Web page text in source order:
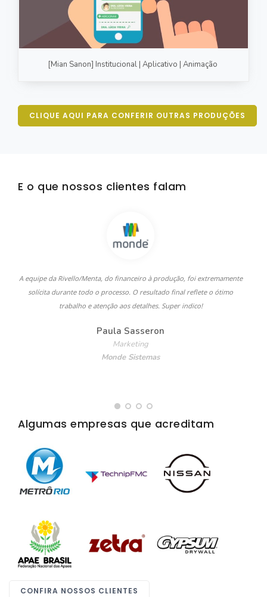
[Mian Sanon] Institucional | Aplicativo | Animação
CLIQUE AQUI PARA CONFERIR OUTRAS PRODUÇÕES
E o que nossos clientes falam
A equipe da Rivello/Menta, do financeiro à produção, foi extremamente
solícita durante todo o processo. O resultado final reflete o ótimo
trabalho e atenção aos detalhes. Super indico!
Paula Sasseron
Marketing
Monde Sistemas
Algumas empresas que acreditam
CONFIRA NOSSOS CLIENTES